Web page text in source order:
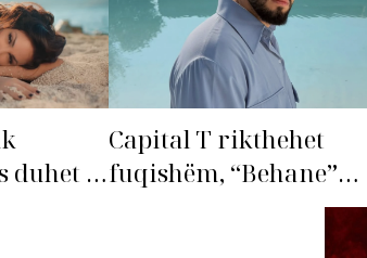
duhet të
Capital T rikthehet
fuqishëm, “Behane”
premton të bëhet